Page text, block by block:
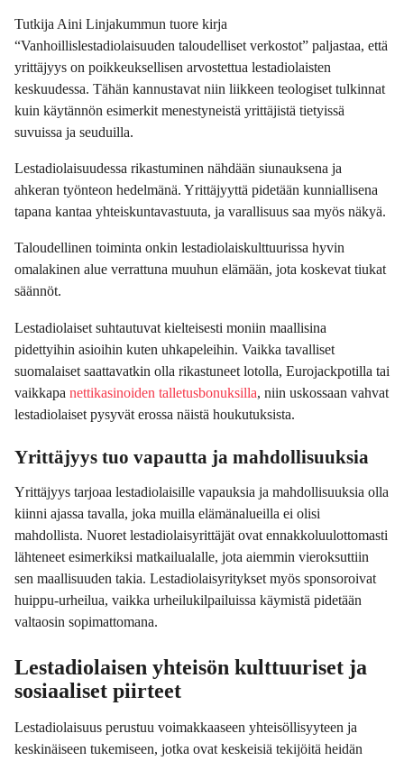
Tutkija Aini Linjakummun tuore kirja
“Vanhoillislestadiolaisuuden taloudelliset verkostot” paljastaa, että
yrittäjyys on poikkeuksellisen arvostettua lestadiolaisten
keskuudessa. Tähän kannustavat niin liikkeen teologiset tulkinnat
kuin käytännön esimerkit menestyneistä yrittäjistä tietyissä
suvuissa ja seuduilla.
Lestadiolaisuudessa rikastuminen nähdään siunauksena ja
ahkeran työnteon hedelmänä. Yrittäjyyttä pidetään kunniallisena
tapana kantaa yhteiskuntavastuuta, ja varallisuus saa myös näkyä.
Taloudellinen toiminta onkin lestadiolaiskulttuurissa hyvin
omalakinen alue verrattuna muuhun elämään, jota koskevat tiukat
säännöt.
Lestadiolaiset suhtautuvat kielteisesti moniin maallisina
pidettyihin asioihin kuten uhkapeleihin. Vaikka tavalliset
suomalaiset saattavatkin olla rikastuneet lotolla, Eurojackpotilla tai
vaikkapa nettikasinoiden talletusbonuksilla, niin uskossaan vahvat
lestadiolaiset pysyvät erossa näistä houkutuksista.
Yrittäjyys tuo vapautta ja mahdollisuuksia
Yrittäjyys tarjoaa lestadiolaisille vapauksia ja mahdollisuuksia olla
kiinni ajassa tavalla, joka muilla elämänalueilla ei olisi
mahdollista. Nuoret lestadiolaisyrittäjät ovat ennakkoluulottomasti
lähteneet esimerkiksi matkailualalle, jota aiemmin vieroksuttiin
sen maallisuuden takia. Lestadiolaisyritykset myös sponsoroivat
huippu-urheilua, vaikka urheilukilpailuissa käymistä pidetään
valtaosin sopimattomana.
Lestadiolaisen yhteisön kulttuuriset ja
sosiaaliset piirteet
Lestadiolaisuus perustuu voimakkaaseen yhteisöllisyyteen ja
keskinäiseen tukemiseen, jotka ovat keskeisiä tekijöitä heidän